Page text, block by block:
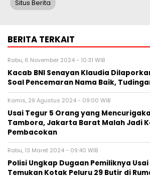
Situs Berita
BERITA TERKAIT
Rabu, 6 November 2024 - 10:31 WIB
Kacab BNI Senayan Klaudia
Soal Pencemaran Nama Baik,
Kamis, 29 Agustus 2024 - 09:00 WIB
Usai Tegur 5 Orang yang
Tambora, Jakarta Barat Malah Jadi
Pembacokan
Rabu, 13 Maret 2024 - 09:40 WIB
Polisi Ungkap Dugaan Pemiliknya
Temukan Kotak Peluru 29 Butir di